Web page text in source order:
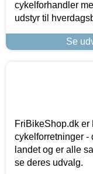
cykelforhandler
udstyr til
Se
FriBikeShop.dk
cykelforretninger -
landet og er alle
se deres udvalg.